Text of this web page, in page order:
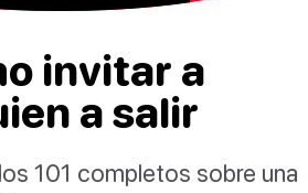
invitar a
a salir
101 completos sobre una